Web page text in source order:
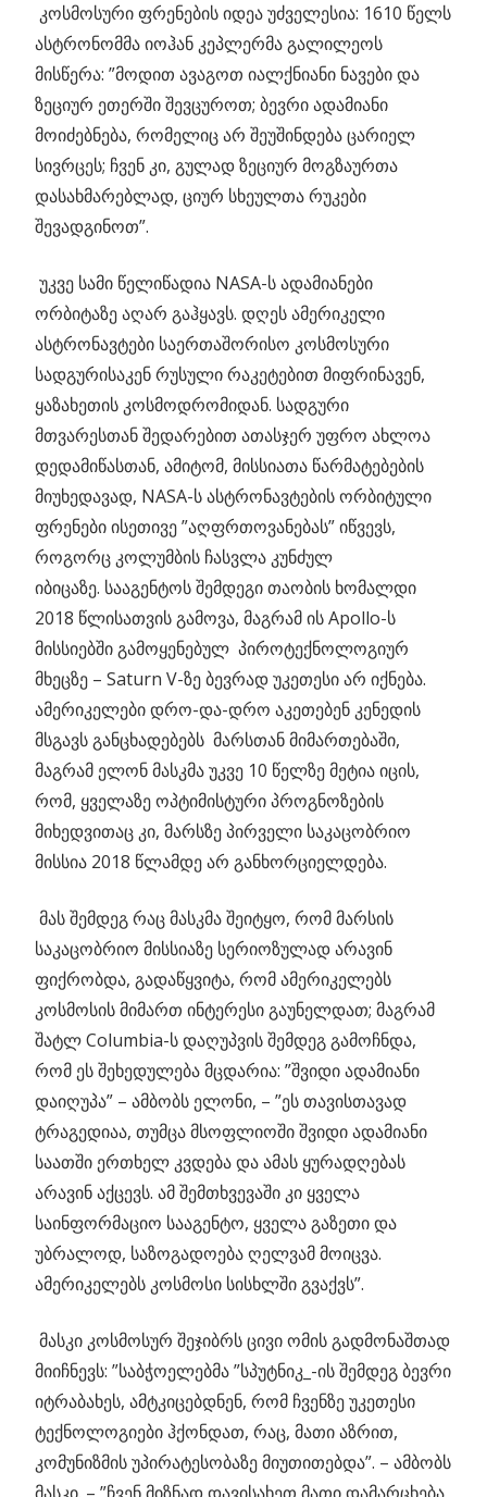
კოსმოსური ფრენების იდეა უძველესია: 1610 წელს
ასტრონომმა იოჰან კეპლერმა გალილეოს
მისწერა: ”მოდით ავაგოთ იალქნიანი ნავები და
ზეციურ ეთერში შევცუროთ; ბევრი ადამიანი
მოიძებნება, რომელიც არ შეუშინდება ცარიელ
სივრცეს; ჩვენ კი, გულად ზეციურ მოგზაურთა
დასახმარებლად, ციურ სხეულთა რუკები
შევადგინოთ”.
უკვე სამი წელიწადია NASA-ს ადამიანები
ორბიტაზე აღარ გაჰყავს. დღეს ამერიკელი
ასტრონავტები საერთაშორისო კოსმოსური
სადგურისაკენ რუსული რაკეტებით მიფრინავენ,
ყაზახეთის კოსმოდრომიდან. სადგური
მთვარესთან შედარებით ათასჯერ უფრო ახლოა
დედამიწასთან, ამიტომ, მისსიათა წარმატებების
მიუხედავად, NASA-ს ასტრონავტების ორბიტული
ფრენები ისეთივე ”აღფრთოვანებას” იწვევს,
როგორც კოლუმბის ჩასვლა კუნძულ
იბიცაზე. სააგენტოს შემდეგი თაობის ხომალდი
2018 წლისათვის გამოვა, მაგრამ ის Apollo-ს
მისსიებში გამოყენებულ პიროტექნოლოგიურ
მხეცზე – Saturn V-ზე ბევრად უკეთესი არ იქნება.
ამერიკელები დრო-და-დრო აკეთებენ კენედის
მსგავს განცხადებებს მარსთან მიმართებაში,
მაგრამ ელონ მასკმა უკვე 10 წელზე მეტია იცის,
რომ, ყველაზე ოპტიმისტური პროგნოზების
მიხედვითაც კი, მარსზე პირველი საკაცობრიო
მისსია 2018 წლამდე არ განხორციელდება.
მას შემდეგ რაც მასკმა შეიტყო, რომ მარსის
საკაცობრიო მისსიაზე სერიოზულად არავინ
ფიქრობდა, გადაწყვიტა, რომ ამერიკელებს
კოსმოსის მიმართ ინტერესი გაუნელდათ; მაგრამ
შატლ Columbia-ს დაღუპვის შემდეგ გამოჩნდა,
რომ ეს შეხედულება მცდარია: ”შვიდი ადამიანი
დაიღუპა” – ამბობს ელონი, – ”ეს თავისთავად
ტრაგედიაა, თუმცა მსოფლიოში შვიდი ადამიანი
საათში ერთხელ კვდება და ამას ყურადღებას
არავინ აქცევს. ამ შემთხვევაში კი ყველა
საინფორმაციო სააგენტო, ყველა გაზეთი და
უბრალოდ, საზოგადოება ღელვამ მოიცვა.
ამერიკელებს კოსმოსი სისხლში გვაქვს”.
მასკი კოსმოსურ შეჯიბრს ცივი ომის გადმონაშთად
მიიჩნევს: ”საბჭოელებმა ”სპუტნიკ_-ის შემდეგ ბევრი
იტრაბახეს, ამტკიცებდნენ, რომ ჩვენზე უკეთესი
ტექნოლოგიები ჰქონდათ, რაც, მათი აზრით,
კომუნიზმის უპირატესობაზე მიუთითებდა”. – ამბობს